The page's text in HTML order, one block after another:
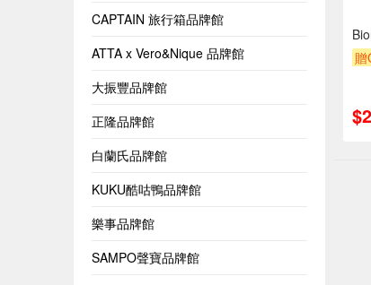
CAPTAIN 旅行箱品牌館
ATTA x Vero&Nique 品牌館
大振豐品牌館
正隆品牌館
白蘭氏品牌館
KUKU酷咕鴨品牌館
樂事品牌館
SAMPO聲寶品牌館